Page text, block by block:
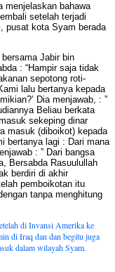
menjelaskan bahawa
setelah terjadi
pusat kota Syam berada
bersama Jabir bin
: “Hampir saja tidak
sepotong roti-
lalu bertanya kepada
Dia menjawab, : ”
Beliau berkata
sekeping dinar
masuk (diboikot) kepada
bertanya lagi : Dari mana
: ” Dari bangsa
Bersabda Rasuulullah
berdiri di akhir
pemboikotan itu
tanpa menghitung
di Invansi Amerika ke
di Iraq dan dan begitu juga
dalam wilayah Syam.